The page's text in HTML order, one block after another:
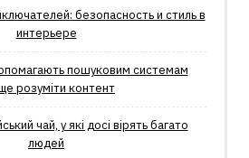
безопасность и стиль в
интерьере
пошуковим системам
розуміти контент
чай, у які досі вірять багато
людей